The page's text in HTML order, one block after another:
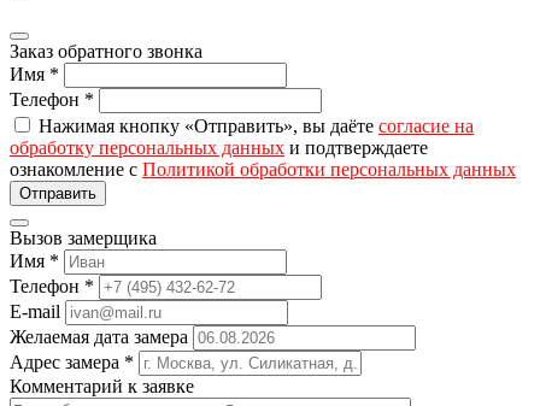
Заказ обратного звонка
Имя *
Телефон *
Нажимая кнопку «Отправить», вы даёте согласие на
обработку персональных данных и подтверждаете
ознакомление с Политикой обработки персональных данных
Вызов замерщика
Имя *
Телефон *
E-mail
Желаемая дата замера
Адрес замера *
Комментарий к заявке